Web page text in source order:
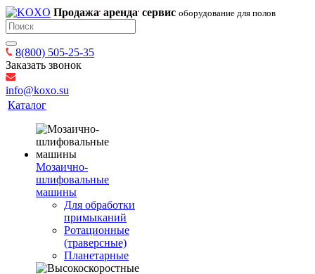
Продажа аренда сервис оборудование для полов
8(800) 505-25-35
Заказать звонок
info@koxo.su
Каталог
Мозаично-
шлифовальные
машины
Для обработки
примыканий
Ротационные
(траверсные)
Планетарные